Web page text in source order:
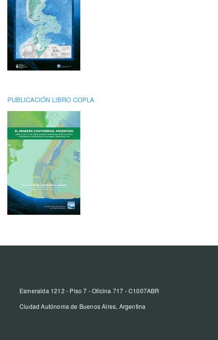
PUBLICACIÓN LIBRO COPLA
Esmeralda 1212 - Piso 7 - Oficina 717 - C1007ABR
Ciudad Autónoma de Buenos Aires, Argentina